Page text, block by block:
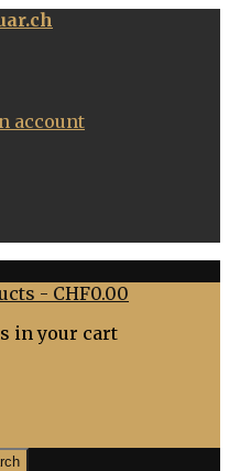
account
- CHF0.00
in your cart